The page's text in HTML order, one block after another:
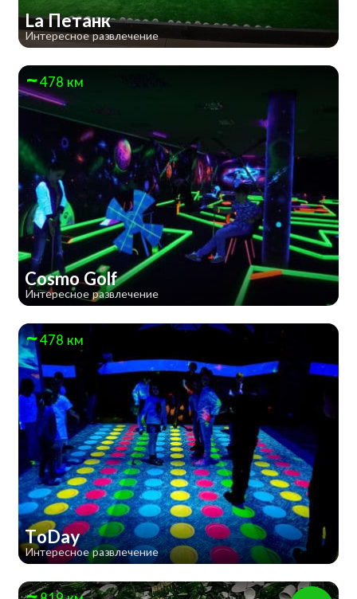
La Петанк
Интересное развлечение
478 км
Cosmo Golf
Интересное развлечение
478 км
ToDay
Интересное развлечение